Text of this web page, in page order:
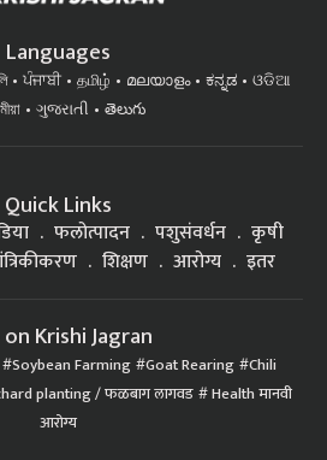
Languages
ਪੰਜਾਬੀ தமிழ் മലയാളം ಕನ್ನಡ
ଓଡିଆ
ગુજરાતી తెలుగు
Quick Links
फलोत्पादन पशुसंवर्धन
कृषी
शिक्षण आरोग्य इतर
Krishi Jagran
Soybean Farming Goat Rearing Chili
planting / फळबाग लागवड Health मानवी
आरोग्य